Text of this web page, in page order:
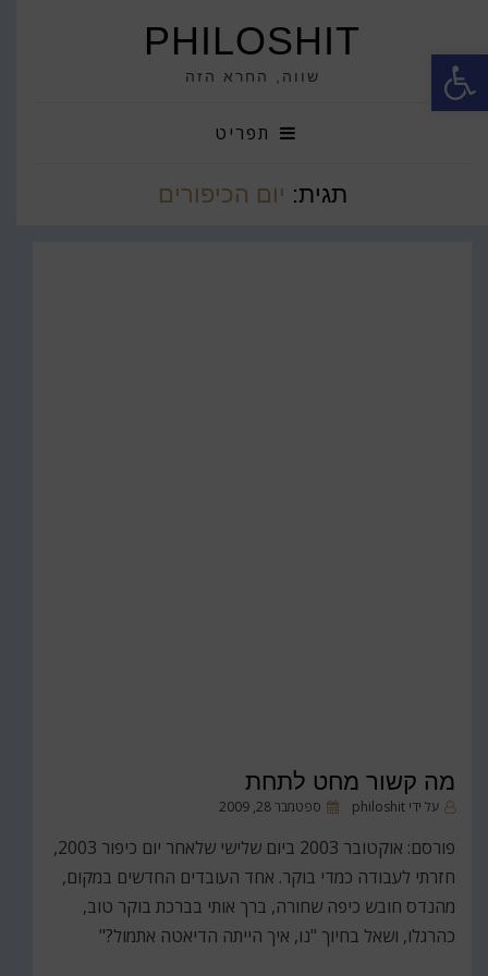
פתח סרגל נגישות PHILOSHIT
שווה, החרא הזה
תפריט
תגית: יום הכיפורים
מה קשור מחט לתחת
על ידי philoshit
פורסםספטמבר 28, 2009
פורסם: אוקטובר 2003 ביום שלישי שלאחר יום כיפור 2003,
חזרתי לעבודה כמדי בוקר. אחד העובדים החדשים במקום,
מהנדס חובש כיפה שחורה, ברך אותי בברכת בוקר טוב,
כהרגלו, ושאל בחיוך "נו, איך הייתה הדיאטה אתמול?"